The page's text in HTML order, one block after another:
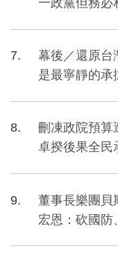
一政黨但務必
幕後／還原
是最寧靜的承
刪凍政院預
卓揆後果全民
董事長樂團
宏恩：砍國防